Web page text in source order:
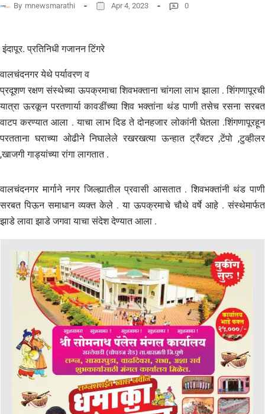
By mnewsmarathi Apr 4, 2023 0
इंदापूर. प्रतिनिधी गजानन टिंगरे
वालचंदनगर येथे पर्यावरण व
प्रदूशण रक्षण संस्थेच्या ऊपक्रमाचा शिवभक्ताना चांगला लाभ झाला . शिंगणापूरची
यात्रा ऊरकून परतणार्या कावडींच्या शिव भक्तांना थंड पाणी तसेच रसना सरबत
वाटप करण्यात आला . याचा लाभ दिड ते दोनहजार लोकांनी घेतला .शिंगणापूरहून
परतताना घराच्या ओढीने निघालेले रखरखत्या ऊन्हात ट्रँक्टर ,टेंपो ,टुव्हीलर
,खाजगी गाड्यांच्या रांगा लागतात .
वालचंदनगर मार्गाने नगर जिल्ह्यातील प्रवासी आसतात . शिवभक्तांनी थंड पाणी
सरबत पिऊन समाधान व्यक्त केले . या ऊपक्रमाचे चौथे वर्षे आहे . संस्थेमार्फत
झाडे लावा झाडे जगवा याचा संदेश देण्यात आला .